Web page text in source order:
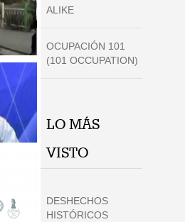
ALIKE
OCUPACIÓN 101
(101 OCCUPATION)
LO MÁS
VISTO
DESHECHOS
HISTÓRICOS